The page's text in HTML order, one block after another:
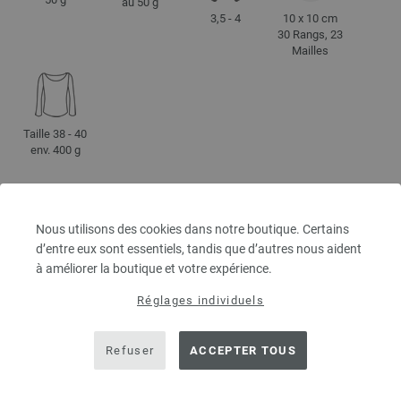
Nous utilisons des cookies dans notre boutique. Certains
d’entre eux sont essentiels, tandis que d’autres nous aident
à améliorer la boutique et votre expérience.
Réglages individuels
Refuser ACCEPTER TOUS
3,5 - 4
10 x 10 cm
30 Rangs, 23
Mailles
Taille 38 - 40
env. 400 g
CONSEILS D'ENTRETIEN
Séchage à
Blanchiment
faible